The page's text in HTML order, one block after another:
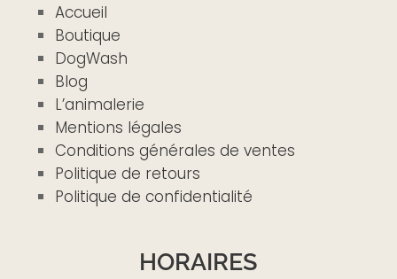
Accueil
Boutique
DogWash
Blog
L’animalerie
Mentions légales
Conditions générales de ventes
Politique de retours
Politique de confidentialité
HORAIRES